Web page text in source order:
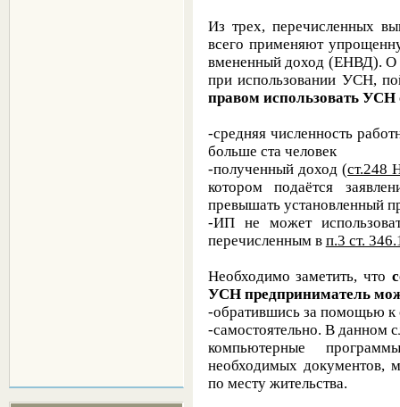
Из трех, перечисленных
всего применяют
вмененный доход (ЕНВД). О
при использовании УСН,
правом использовать
-средняя численность
больше ста человек
-полученный доход (ст.248
котором подаётся
превышать установленный
-ИП не может
перечисленным в п.3 ст.
Необходимо заметить, что
УСН предприниматель
-обратившись за помощью к
-самостоятельно. В данном
компьютерные
необходимых документов,
по месту жительства.